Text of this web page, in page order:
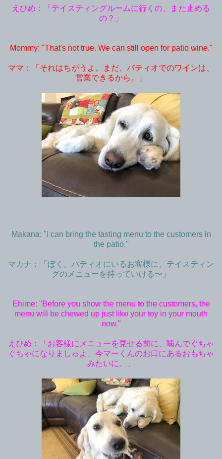
えひめ：「テイスティングルームに行くの、また止める
の？」
Mommy: "That's not true. We can still open for patio wine."
ママ：「それはちがうよ。まだ、パティオでのワインは、
営業できるから。」
Makana: "I can bring the tasting menu to the customers in
the patio."
マカナ：「ぼく、パティオにいるお客様に、テイスティン
グのメニューを持っていける〜」
Ehime: "Before you show the menu to the customers, the
menu will be chewed up just like your toy in your mouth
now."
えひめ：「お客様にメニューを見せる前に、噛んでぐちゃ
ぐちゃになりましゅよ、今マーくんのお口にあるおもちゃ
みたいに。」